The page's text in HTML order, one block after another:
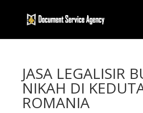
JASA LEGALISIR
NIKAH DI
ROMANIA